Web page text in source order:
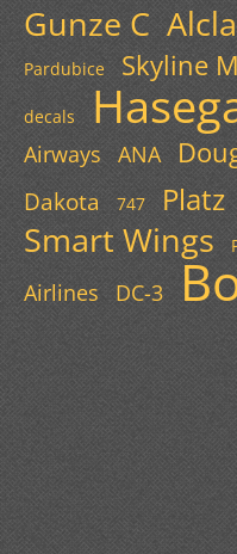
Gunze C
Pardubice
Skyline
decals
Airways
ANA
Dakota 747 Platz
Smart Wings
Airlines
DC-3